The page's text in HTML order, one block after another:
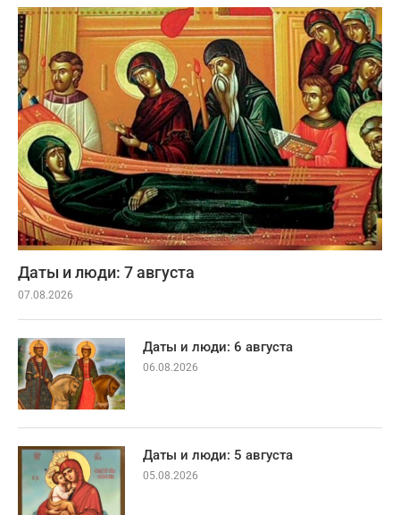
Даты и люди: 7 августа
07.08.2026
Даты и люди: 6 августа
06.08.2026
Даты и люди: 5 августа
05.08.2026